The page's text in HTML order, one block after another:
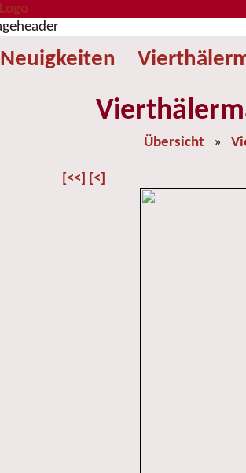
Neuigkeiten
Übersicht »
[<<] [<]